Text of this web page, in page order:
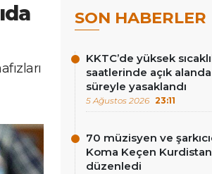
SON HABERLER
KKTC’de yüksek
saatlerinde açık
süreyle yasaklandı
5 Ağustos 2026 23:11
70 müzisyen ve
Koma Keçen
düzenledi